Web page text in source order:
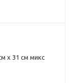
х 31 см микс